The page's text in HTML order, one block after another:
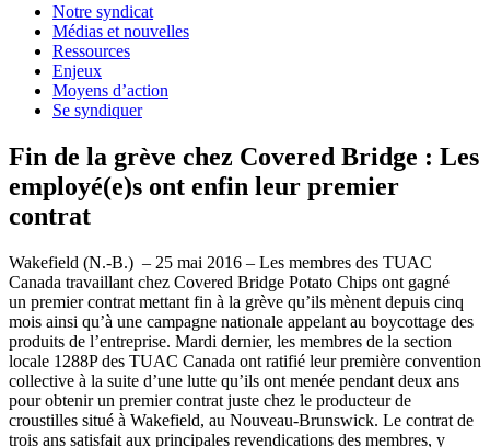
Notre syndicat
Médias et nouvelles
Ressources
Enjeux
Moyens d’action
Se syndiquer
Fin de la grève chez Covered Bridge : Les
employé(e)s ont enfin leur premier
contrat
Wakefield (N.-B.) – 25 mai 2016 – Les membres des TUAC
Canada travaillant chez Covered Bridge Potato Chips ont gagné
un premier contrat mettant fin à la grève qu’ils mènent depuis cinq
mois ainsi qu’à une campagne nationale appelant au boycottage des
produits de l’entreprise. Mardi dernier, les membres de la section
locale 1288P des TUAC Canada ont ratifié leur première convention
collective à la suite d’une lutte qu’ils ont menée pendant deux ans
pour obtenir un premier contrat juste chez le producteur de
croustilles situé à Wakefield, au Nouveau-Brunswick. Le contrat de
trois ans satisfait aux principales revendications des membres, y